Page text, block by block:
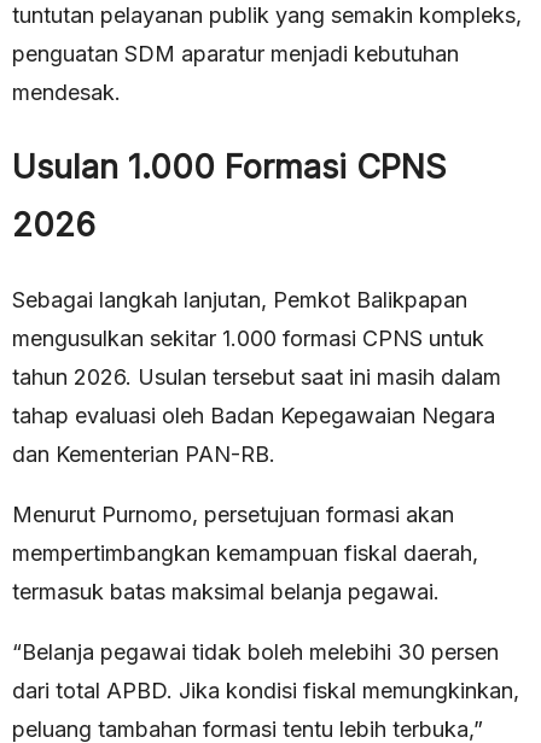
tuntutan pelayanan publik yang semakin kompleks,
penguatan SDM aparatur menjadi kebutuhan
mendesak.
Usulan 1.000 Formasi CPNS
2026
Sebagai langkah lanjutan, Pemkot Balikpapan
mengusulkan sekitar 1.000 formasi CPNS untuk
tahun 2026. Usulan tersebut saat ini masih dalam
tahap evaluasi oleh Badan Kepegawaian Negara
dan Kementerian PAN-RB.
Menurut Purnomo, persetujuan formasi akan
mempertimbangkan kemampuan fiskal daerah,
termasuk batas maksimal belanja pegawai.
“Belanja pegawai tidak boleh melebihi 30 persen
dari total APBD. Jika kondisi fiskal memungkinkan,
peluang tambahan formasi tentu lebih terbuka,”